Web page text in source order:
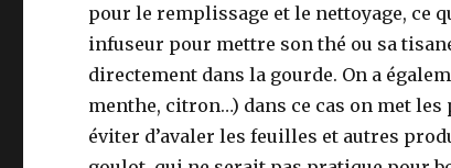
pour le remplissage et le nettoyage, ce
infuseur pour mettre son thé ou sa
directement dans la gourde. On a
menthe, citron…) dans ce cas on met
éviter d’avaler les feuilles et autres